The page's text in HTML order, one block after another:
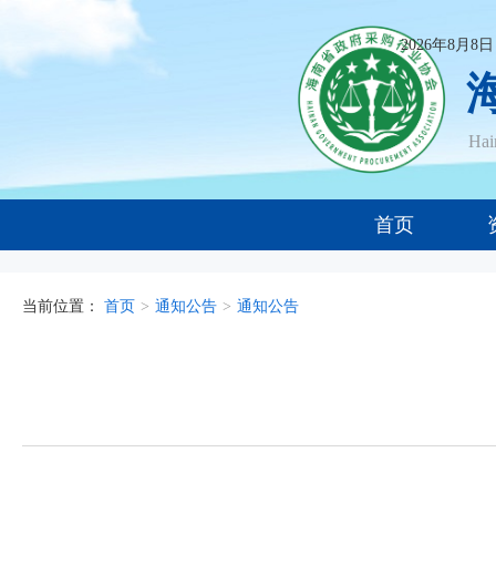
2026年8月8
首页
当前位置： 首页 > 通知公告 > 通知公告